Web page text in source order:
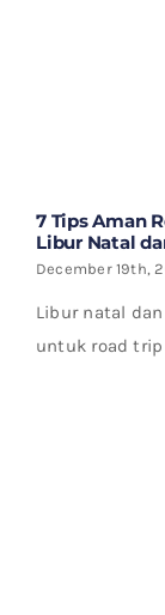
7 Tips Aman
Libur Natal
December 19th,
Libur natal
untuk road trip